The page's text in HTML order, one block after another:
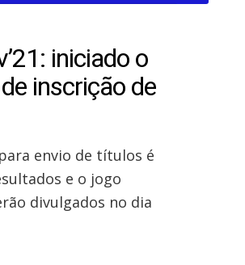
iniciado o
inscrição de
envio de títulos é
e o jogo
divulgados no dia